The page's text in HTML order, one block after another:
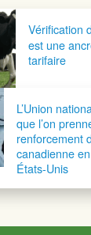
Vérification
est une
tarifaire
L’Union
que l’on
renforcement
canadienne
États-Unis